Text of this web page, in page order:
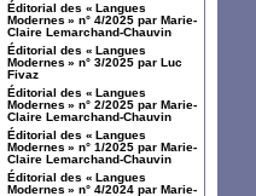
Éditorial des « Langues
Modernes » n° 4/2025 par Marie-
Claire Lemarchand-Chauvin
Éditorial des « Langues
Modernes » n° 3/2025 par Luc
Fivaz
Éditorial des « Langues
Modernes » n° 2/2025 par Marie-
Claire Lemarchand-Chauvin
Éditorial des « Langues
Modernes » n° 1/2025 par Marie-
Claire Lemarchand-Chauvin
Éditorial des « Langues
Modernes » n° 4/2024 par Marie-